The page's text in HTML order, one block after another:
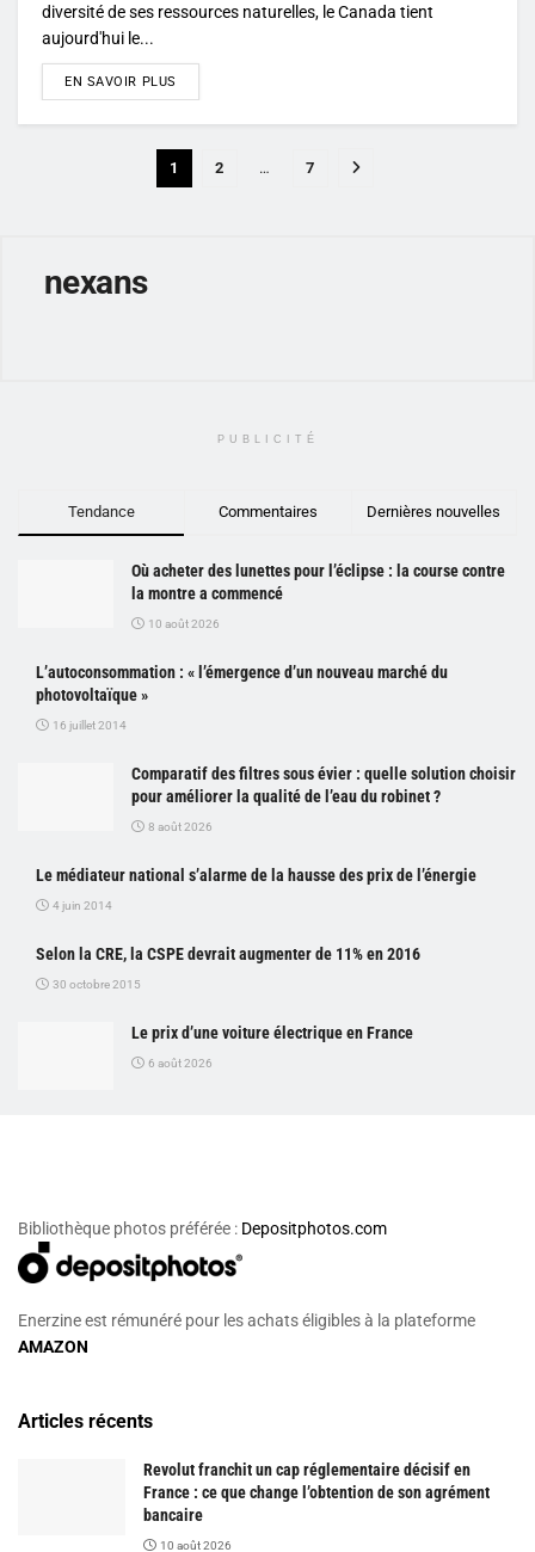
diversité de ses ressources naturelles, le Canada tient
aujourd'hui le...
EN SAVOIR PLUS
1 2 … 7
nexans
PUBLICITÉ
Tendance Commentaires Dernières nouvelles
Où acheter des lunettes pour l’éclipse : la course contre
la montre a commencé
10 août 2026
L’autoconsommation : « l’émergence d’un nouveau marché du
photovoltaïque »
16 juillet 2014
Comparatif des filtres sous évier : quelle solution choisir
pour améliorer la qualité de l’eau du robinet ?
8 août 2026
Le médiateur national s’alarme de la hausse des prix de l’énergie
4 juin 2014
Selon la CRE, la CSPE devrait augmenter de 11% en 2016
30 octobre 2015
Le prix d’une voiture électrique en France
6 août 2026
Bibliothèque photos préférée : Depositphotos.com
Enerzine est rémunéré pour les achats éligibles à la plateforme
AMAZON
Articles récents
Revolut franchit un cap réglementaire décisif en
France : ce que change l’obtention de son agrément
bancaire
10 août 2026